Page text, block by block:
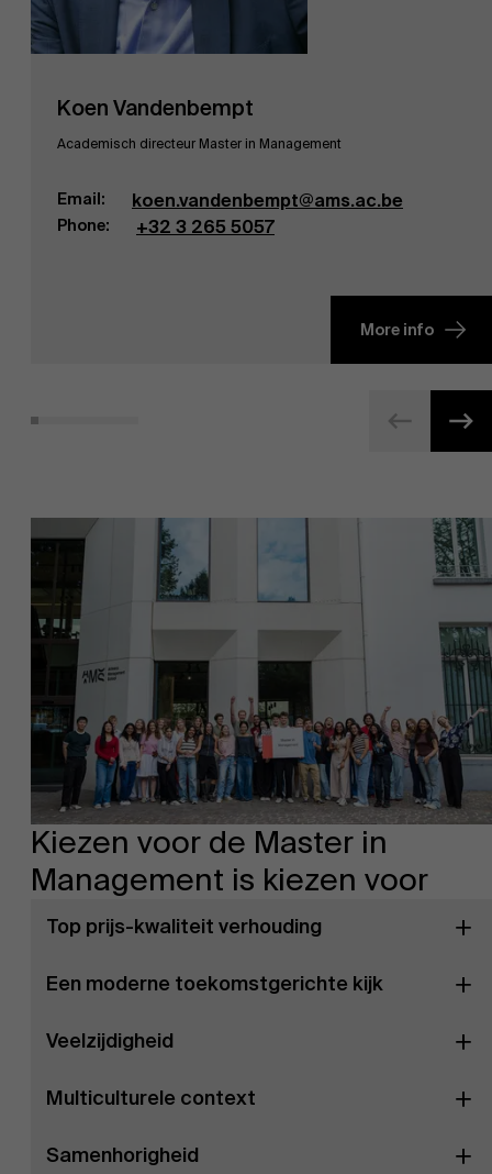
Koen Vandenbempt
Academisch directeur Master in Management
Email: koen.vandenbempt@ams.ac.be
Phone: +32 3 265 5057
More info
Kiezen voor de Master in
Management is kiezen voor
Top prijs-kwaliteit verhouding
Een moderne toekomstgerichte kijk
Veelzijdigheid
Multiculturele context
Samenhorigheid